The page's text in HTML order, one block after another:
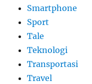
Smartphone
Sport
Tale
Teknologi
Transportasi
Travel